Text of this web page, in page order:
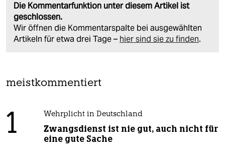
Die Kommentarfunktion unter diesem Artikel ist
geschlossen.
Wir öffnen die Kommentarspalte bei ausgewählten
Artikeln für etwa drei Tage – hier sind sie zu finden.
meistkommentiert
1 Wehrplicht in Deutschland
Zwangsdienst ist nie gut, auch nicht für
eine gute Sache